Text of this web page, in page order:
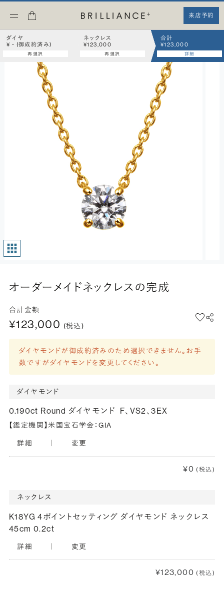
来店予約
ダイヤ
¥ - (御成約済み)
再選択
ネックレス
¥123,000
再選択
合計
¥123,000
詳細
オーダーメイドネックレスの完成
合計金額
¥123,000 (税込)
ダイヤモンドが御成約済みのため選択できません。お手
数ですがダイヤモンドを変更してください。
ダイヤモンド
0.190ct Round ダイヤモンド F、VS2、3EX
【鑑定機関】米国宝石学会：GIA
詳細 変更
¥0 (税込)
ネックレス
K18YG 4ポイントセッティング ダイヤモンド ネックレス
45cm 0.2ct
詳細 変更
¥123,000 (税込)